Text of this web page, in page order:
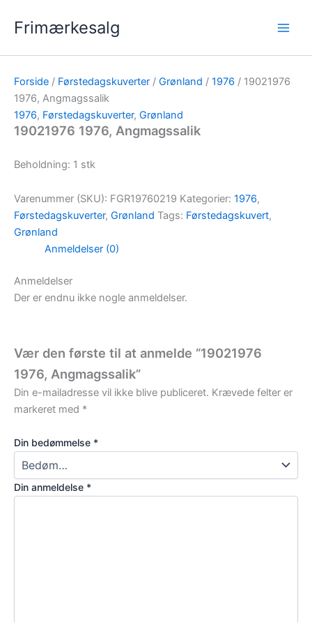
Frimærkesalg
Forside / Førstedagskuverter / Grønland / 1976 / 19021976
1976, Angmagssalik
1976, Førstedagskuverter, Grønland
19021976 1976, Angmagssalik
Beholdning: 1 stk
Varenummer (SKU): FGR19760219 Kategorier: 1976,
Førstedagskuverter, Grønland Tags: Førstedagskuvert,
Grønland
Anmeldelser (0)
Anmeldelser
Der er endnu ikke nogle anmeldelser.
Vær den første til at anmelde “19021976
1976, Angmagssalik”
Din e-mailadresse vil ikke blive publiceret. Krævede felter er
markeret med *
Din bedømmelse *
Din anmeldelse *